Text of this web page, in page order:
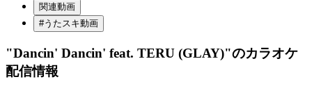
関連動画
#うたスキ動画
"Dancin' Dancin' feat. TERU (GLAY)"のカラオケ
配信情報